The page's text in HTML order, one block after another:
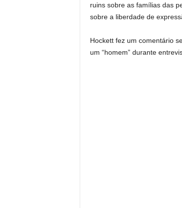
ruins sobre as famílias das
sobre a liberdade de
Hockett fez um comentário
um “homem” durante